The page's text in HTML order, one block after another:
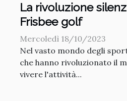
La rivoluzione
Frisbee golf
Mercoledì 18/10/2023
Nel vasto mondo degli
che hanno rivoluzionato il
vivere l'attività...